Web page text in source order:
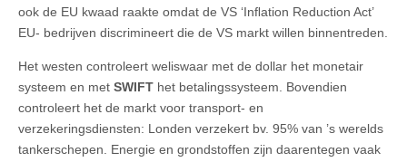
ook de EU kwaad raakte omdat de VS ‘Inﬂation Reduction Act’
EU- bedrijven discrimineert die de VS markt willen binnentreden.
Het westen controleert weliswaar met de dollar het monetair
systeem en met SWIFT het betalingssysteem. Bovendien
controleert het de markt voor transport- en
verzekeringsdiensten: Londen verzekert bv. 95% van ’s werelds
tankerschepen. Energie en grondstoffen zijn daarentegen vaak